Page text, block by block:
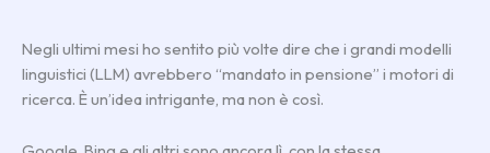
Negli ultimi mesi ho sentito più volte dire che i grandi modelli
linguistici (LLM) avrebbero “mandato in pensione” i motori di
ricerca. È un’idea intrigante, ma non è così.